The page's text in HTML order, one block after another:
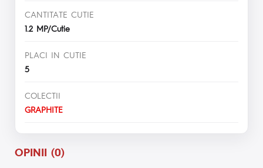
CANTITATE CUTIE
1.2 MP/Cutie
PLACI IN CUTIE
5
COLECTII
GRAPHITE
OPINII (0)